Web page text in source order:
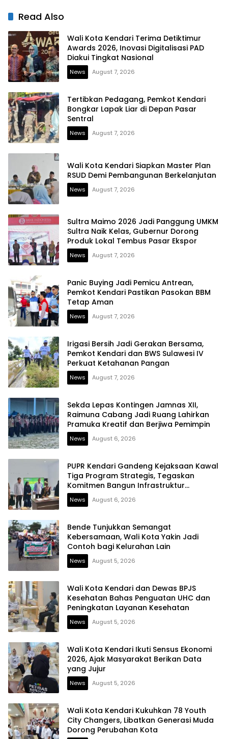
Read Also
Wali Kota Kendari Terima Detiktimur
Awards 2026, Inovasi Digitalisasi PAD
Diakui Tingkat Nasional
News August 7, 2026
Tertibkan Pedagang, Pemkot Kendari
Bongkar Lapak Liar di Depan Pasar
Sentral
News August 7, 2026
Wali Kota Kendari Siapkan Master Plan
RSUD Demi Pembangunan Berkelanjutan
News August 7, 2026
Sultra Maimo 2026 Jadi Panggung UMKM
Sultra Naik Kelas, Gubernur Dorong
Produk Lokal Tembus Pasar Ekspor
News August 7, 2026
Panic Buying Jadi Pemicu Antrean,
Pemkot Kendari Pastikan Pasokan BBM
Tetap Aman
News August 7, 2026
Irigasi Bersih Jadi Gerakan Bersama,
Pemkot Kendari dan BWS Sulawesi IV
Perkuat Ketahanan Pangan
News August 7, 2026
Sekda Lepas Kontingen Jamnas XII,
Raimuna Cabang Jadi Ruang Lahirkan
Pramuka Kreatif dan Berjiwa Pemimpin
News August 6, 2026
PUPR Kendari Gandeng Kejaksaan Kawal
Tiga Program Strategis, Tegaskan
Komitmen Bangun Infrastruktur
Berintegritas
News August 6, 2026
Bende Tunjukkan Semangat
Kebersamaan, Wali Kota Yakin Jadi
Contoh bagi Kelurahan Lain
News August 5, 2026
Wali Kota Kendari dan Dewas BPJS
Kesehatan Bahas Penguatan UHC dan
Peningkatan Layanan Kesehatan
News August 5, 2026
Wali Kota Kendari Ikuti Sensus Ekonomi
2026, Ajak Masyarakat Berikan Data
yang Jujur
News August 5, 2026
Wali Kota Kendari Kukuhkan 78 Youth
City Changers, Libatkan Generasi Muda
Dorong Perubahan Kota